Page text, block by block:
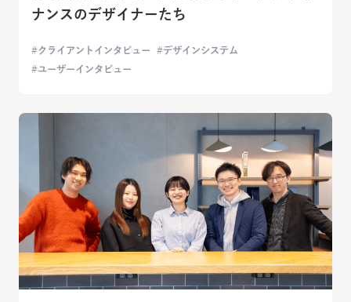
ナンスのデザイナーたち
クライアントインタビュー
デザインシステム
ユーザーインタビュー